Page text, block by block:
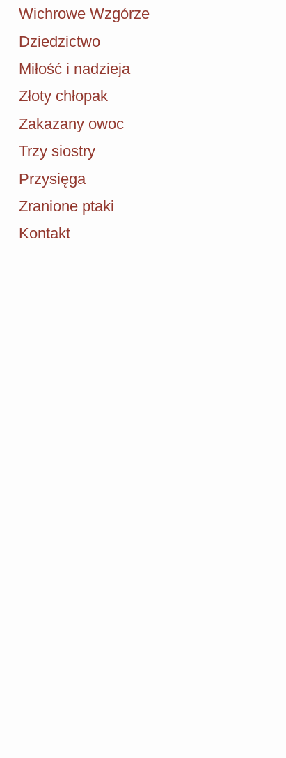
Wichrowe Wzgórze
Dziedzictwo
Miłość i nadzieja
Złoty chłopak
Zakazany owoc
Trzy siostry
Przysięga
Zranione ptaki
Kontakt